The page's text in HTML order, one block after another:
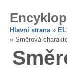
Hlavní strana»
» Směrová